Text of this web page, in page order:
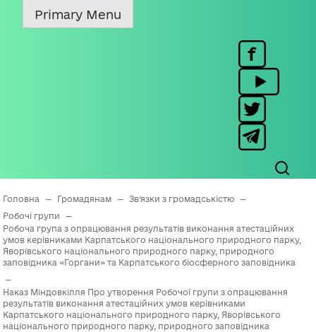
Primary Menu
Головна — Громадянам — Зв’язки з громадськістю
—
Робочі групи
—
Робоча група з опрацювання результатів виконання атестаційних
умов керівниками Карпатського національного природного парку,
Яворівського національного природного парку, природного
заповідника «Горгани» та Карпатського біосферного заповідника
—
Наказ Міндовкілля Про утворення Робочої групи з опрацювання
результатів виконання атестаційних умов керівниками
Карпатського національного природного парку, Яворівського
національного природного парку, природного заповідника